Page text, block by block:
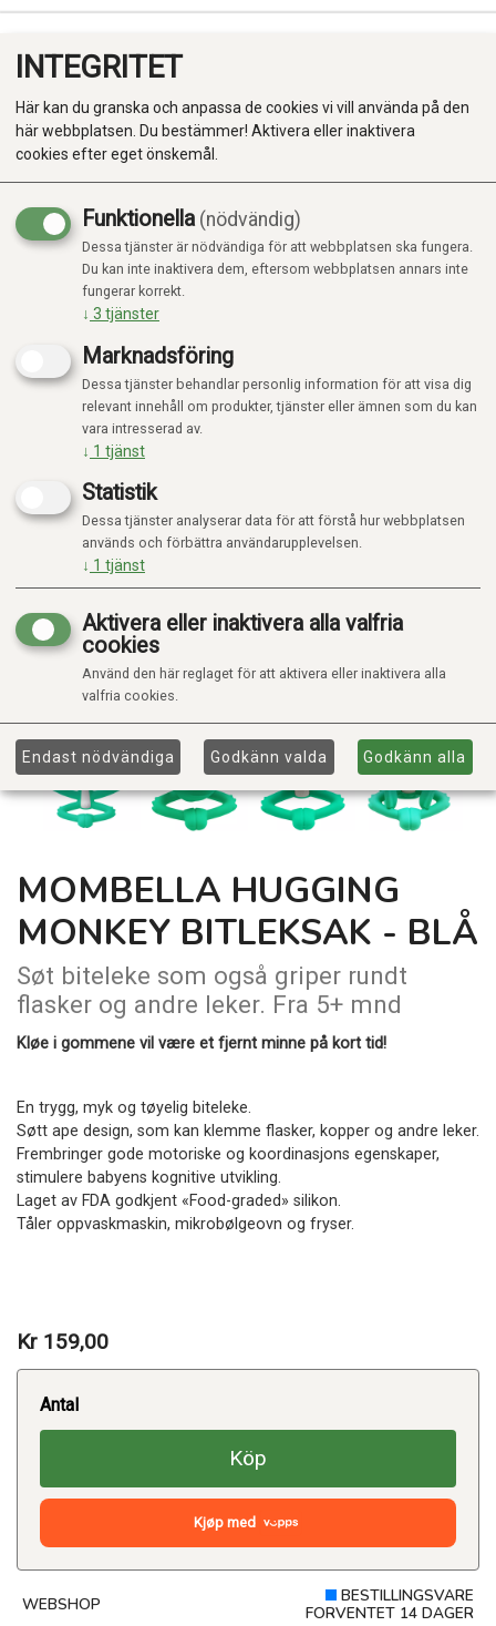
Produkter
Kategorier
MOMBELLA HUGGING
MONKEY BITLEKSAK - BLÅ
Søt biteleke som også griper rundt
flasker og andre leker. Fra 5+ mnd
Kløe i gommene vil være et fjernt minne på kort tid!
En trygg, myk og tøyelig biteleke.
Søtt ape design, som kan klemme flasker, kopper og andre leker.
Frembringer gode motoriske og koordinasjons egenskaper,
stimulere babyens kognitive utvikling.
Laget av FDA godkjent «Food-graded» silikon.
Tåler oppvaskmaskin, mikrobølgeovn og fryser.
Kr 159,00
Antal
Köp
Kjøp med
WEBSHOP
BESTILLINGSVARE
FORVENTET 14 DAGER
INTEGRITET
Här kan du granska och anpassa de cookies vi vill använda på den
här webbplatsen. Du bestämmer! Aktivera eller inaktivera
cookies efter eget önskemål.
Funktionella (nödvändig)
Dessa tjänster är nödvändiga för att webbplatsen ska fungera.
Du kan inte inaktivera dem, eftersom webbplatsen annars inte
fungerar korrekt.
↓ 3 tjänster
Marknadsföring
Dessa tjänster behandlar personlig information för att visa dig
relevant innehåll om produkter, tjänster eller ämnen som du kan
vara intresserad av.
↓ 1 tjänst
Statistik
Dessa tjänster analyserar data för att förstå hur webbplatsen
används och förbättra användarupplevelsen.
↓ 1 tjänst
Aktivera eller inaktivera alla valfria
cookies
Använd den här reglaget för att aktivera eller inaktivera alla
valfria cookies.
Endast nödvändiga Godkänn valda Godkänn alla